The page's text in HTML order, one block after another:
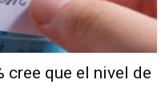
cree que el nivel de